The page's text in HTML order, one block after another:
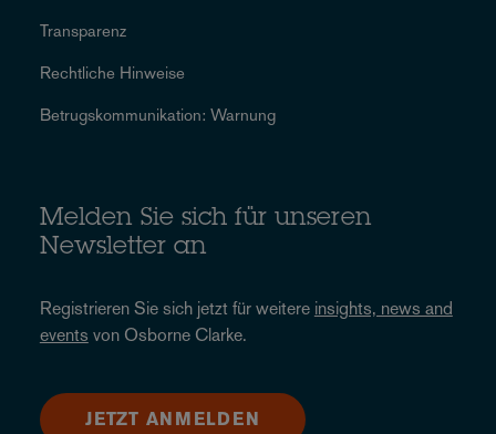
Transparenz
Rechtliche Hinweise
Betrugskommunikation: Warnung
Melden Sie sich für unseren
Newsletter an
Registrieren Sie sich jetzt für weitere insights, news and
events von Osborne Clarke.
JETZT ANMELDEN